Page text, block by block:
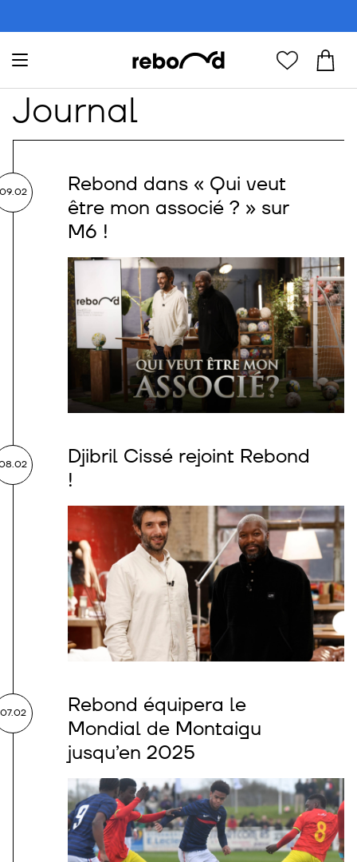
Journal
Rebond dans « Qui veut
être mon associé ? » sur
M6 !
Djibril Cissé rejoint Rebond
!
07.02
Rebond équipera le
Mondial de Montaigu
jusqu’en 2025